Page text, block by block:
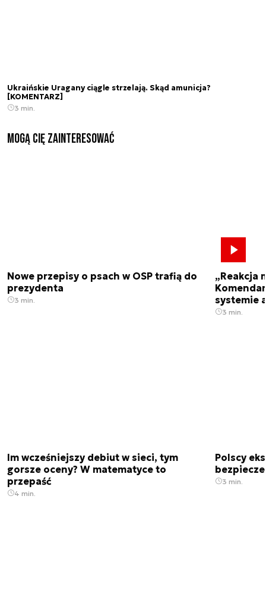
Ukraińskie Uragany ciągle strzelają. Skąd amunicja?
[KOMENTARZ]
3 min.
Mogą Cię zainteresować
Nowe przepisy o psach w OSP trafią do
prezydenta
3 min.
„Reakcja
systemie
3 min.
Im wcześniejszy debiut w sieci, tym
gorsze oceny? W matematyce to
przepaść
4 min.
Polscy
3 min.